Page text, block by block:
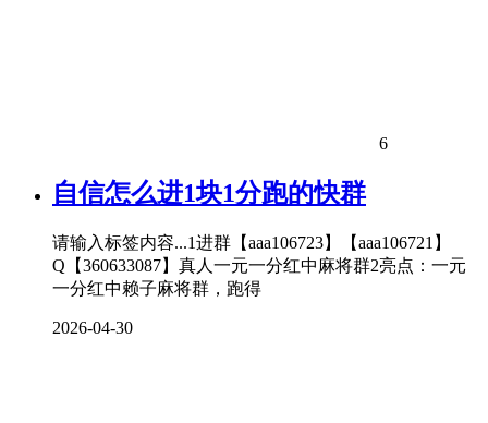
6
自信怎么进1块1分跑的快群
请输入标签内容...1进群【aaa106723】【aaa106721】
Q【360633087】真人一元一分红中麻将群2亮点：一元
一分红中赖子麻将群，跑得
2026-04-30